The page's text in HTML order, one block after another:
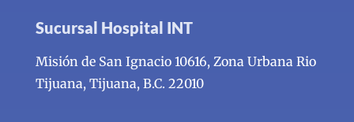
Sucursal Hospital INT
Misión de San Ignacio 10616, Zona Urbana Rio
Tijuana, Tijuana, B.C. 22010